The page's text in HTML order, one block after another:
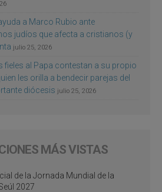
a Marco Rubio ante
judíos que afecta a cristianos (y
julio 25, 2026
fieles al Papa contestan a su propio
les orilla a bendecir parejas del
diócesis julio 25, 2026
MÁS VISTAS
de la Jornada Mundial de la
2027